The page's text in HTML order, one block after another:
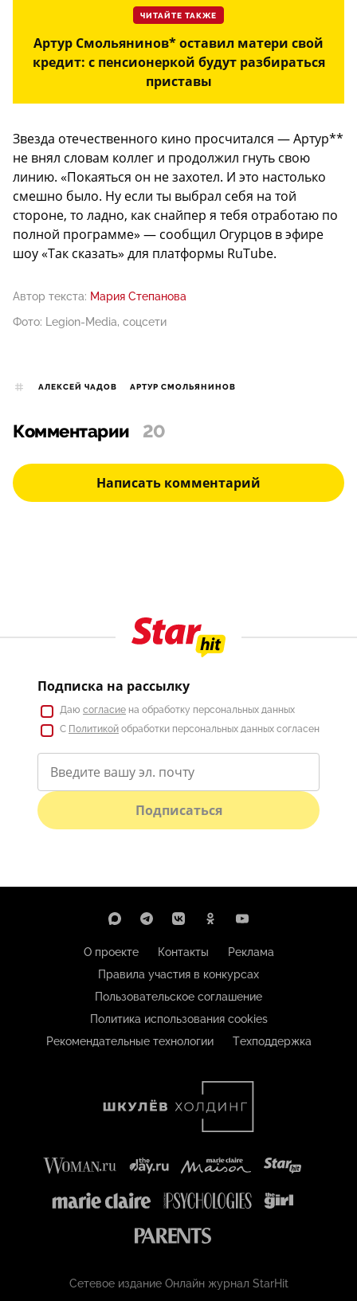
ЧИТАЙТЕ ТАКЖЕ
Артур Смольянинов* оставил матери свой
кредит: с пенсионеркой будут разбираться
приставы
Звезда отечественного кино просчитался — Артур**
не внял словам коллег и продолжил гнуть свою
линию. «Покаяться он не захотел. И это настолько
смешно было. Ну если ты выбрал себя на той
стороне, то ладно, как снайпер я тебя отработаю по
полной программе» — сообщил Огурцов в эфире
шоу «Так сказать» для платформы RuTube.
Автор текста: Мария Степанова
Фото: Legion-Media, соцсети
АЛЕКСЕЙ ЧАДОВ АРТУР СМОЛЬЯНИНОВ
Комментарии 20
Написать комментарий
Подписка на рассылку
Даю согласие на обработку персональных данных
С Политикой обработки персональных данных согласен
Подписаться
О проекте Контакты
Реклама
Правила участия в конкурсах
Пользовательское соглашение
Политика использования cookies
Рекомендательные технологии
Техподдержка
Сетевое издание Онлайн журнал StarHit